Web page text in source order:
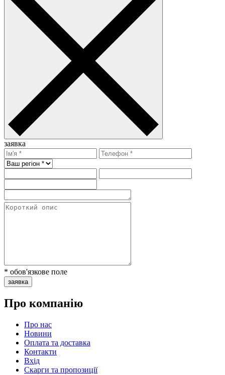
заявка
* обов'язкове поле
заявка
Про компанію
Про нас
Новини
Оплата та доставка
Контакти
Вхiд
Скарги та пропозиції